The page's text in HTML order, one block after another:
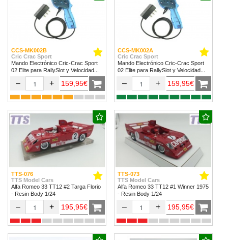
CCS-MK002B
Cric Crac Sport
Mando Electrónico Cric-Crac Sport
02 Elite para RallySlot y Velocidad
1/32 & 1/24.
– + 159,95€
CCS-MK002A
Cric Crac Sport
Mando Electrónico Cric-Crac Sport
02 Elite para RallySlot y Velocidad
1/32 & 1/24
– + 159,95€
TTS-076
TTS Model Cars
Alfa Romeo 33 TT12 #2 Targa Florio
- Resin Body 1/24
– + 195,95€
TTS-073
TTS Model Cars
Alfa Romeo 33 TT12 #1 Winner 1975
- Resin Body 1/24
– + 195,95€